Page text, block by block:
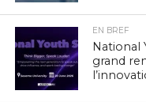
EN BREF
National
grand